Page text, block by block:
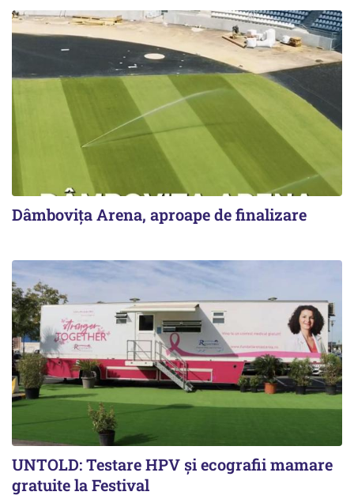
Dâmbovița Arena, aproape de finalizare
UNTOLD: Testare HPV și ecografii mamare
gratuite la Festival